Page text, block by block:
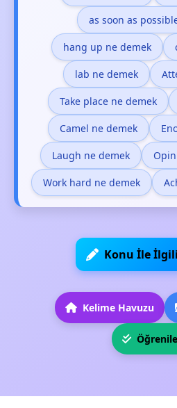
as soon as
hang up ne demek
lab ne demek
Take place ne demek
Camel ne demek
Laugh ne demek
Work hard ne demek
Konu İle
Kelime Havuzu